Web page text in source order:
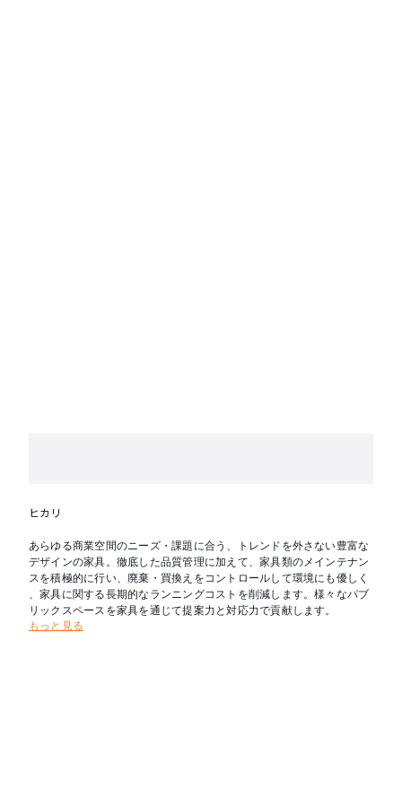
ヒカリ
あらゆる商業空間のニーズ・課題に合う、トレンドを外さない豊富な
デザインの家具。徹底した品質管理に加えて、家具類のメインテナン
スを積極的に行い、廃棄・買換えをコントロールして環境にも優しく
、家具に関する長期的なランニングコストを削減します。様々なパブ
リックスペースを家具を通じて提案力と対応力で貢献します。
もっと見る